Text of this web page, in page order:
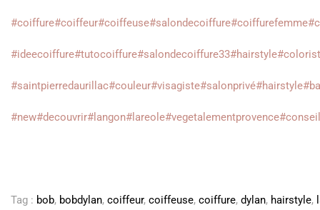
#coiffure#coiffeur#coiffeuse#salondecoiffure#coiffurefemme
#ideecoiffure#tutocoiffure#salondecoiffure33#hairstyle
#saintpierredaurillac#couleur#visagiste#salonprivé#hairstyle
#new#decouvrir#langon#lareole#vegetalementprovence
Tag : bob, bobdylan, coiffeur, coiffeuse, coiffure, dylan, hairstyle,